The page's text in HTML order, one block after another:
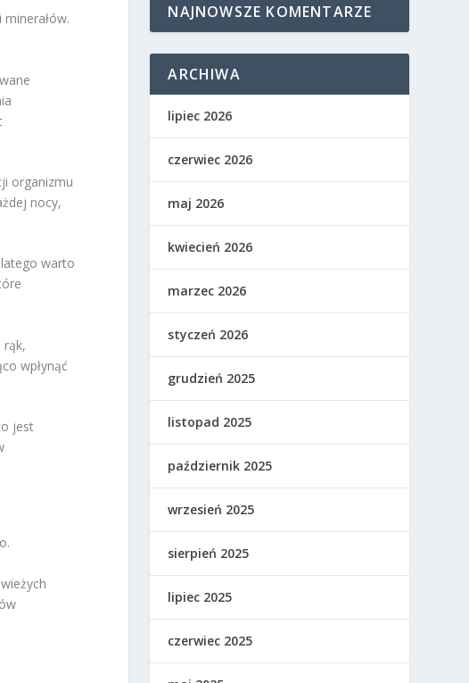
organizmu
nocy,
warto
rąk,
wpłynąć
jest
NAJNOWSZE KOMENTARZE
ARCHIWA
lipiec 2026
czerwiec 2026
maj 2026
kwiecień 2026
marzec 2026
styczeń 2026
grudzień 2025
listopad 2025
październik 2025
wrzesień 2025
sierpień 2025
lipiec 2025
czerwiec 2025